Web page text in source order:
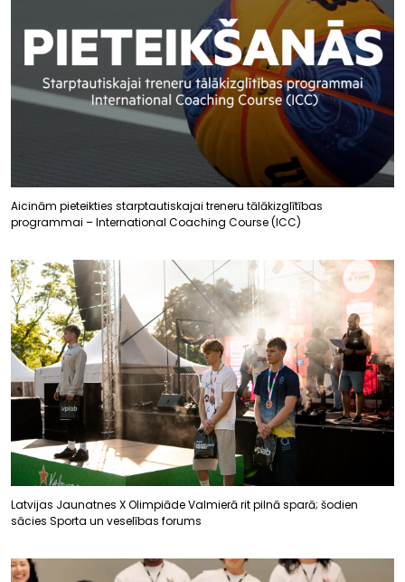
Aicinām pieteikties starptautiskajai treneru tālākizglītības
programmai – International Coaching Course (ICC)
Latvijas Jaunatnes X Olimpiāde Valmierā rit pilnā sparā; šodien
sācies Sporta un veselības forums